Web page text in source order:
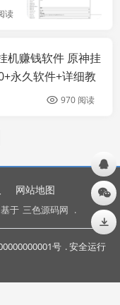
读
机赚钱软件 原神挂
永久软件+详细教
970 阅读
网站地图
于 三色源码网 .
号 . 安全运行